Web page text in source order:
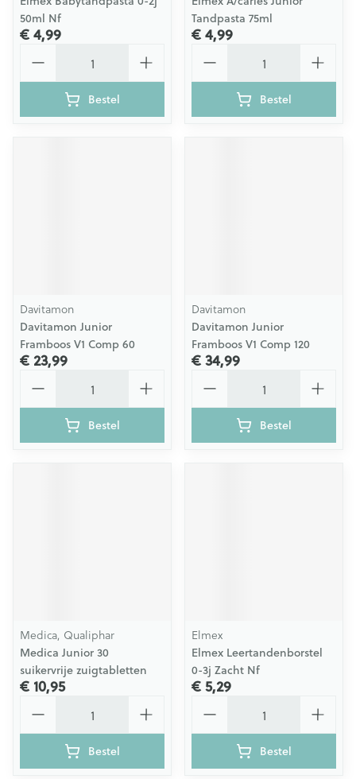
50ml Nf
€ 4,99
Bestel
Tandpasta 75ml
€ 4,99
Bestel
Davitamon
Davitamon Junior
Framboos V1 Comp 60
€ 23,99
Bestel
Davitamon
Davitamon Junior
Framboos V1 Comp 120
€ 34,99
Bestel
Medica, Qualiphar
Medica Junior 30
suikervrije zuigtabletten
€ 10,95
Bestel
Elmex
Elmex Leertandenborstel
0-3j Zacht Nf
€ 5,29
Bestel